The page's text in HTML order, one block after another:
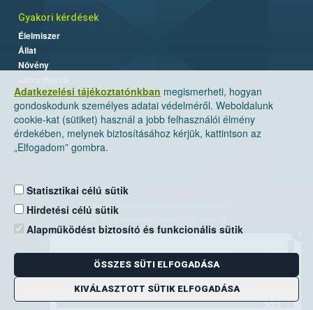
Adatkezelési tájékoztatónkban megismerheti, hogyan
gondoskodunk személyes adatai védelméről. Weboldalunk
cookie-kat (sütiket) használ a jobb felhasználói élmény
érdekében, melynek biztosításához kérjük, kattintson az
„Elfogadom” gombra.
Statisztikai célú sütik
Hirdetési célú sütik
Alapműködést biztosító és funkcionális sütik
ÖSSZES SÜTI ELFOGADÁSA
KIVÁLASZTOTT SÜTIK ELFOGADÁSA
Gyakori kérdések
Élelmiszer
Állat
Növény
Nemzeti Élelmiszerlánc-biztonsági Hivatal
Levelezési cím: 1525 Budapest. Pf. 30.
E-mail:ugyfelszolgalat@nebih.gov.hu
Zöld szám: 06-80/263-244
Telefon: 06-1/ 336-9000